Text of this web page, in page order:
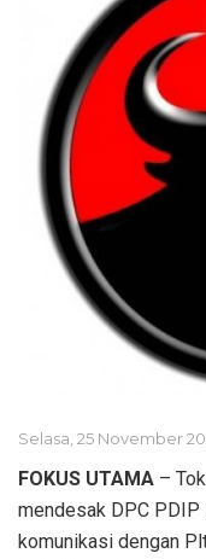
Selasa, 25 November
FOKUS UTAMA –
mendesak DPC PDIP
komunikasi dengan